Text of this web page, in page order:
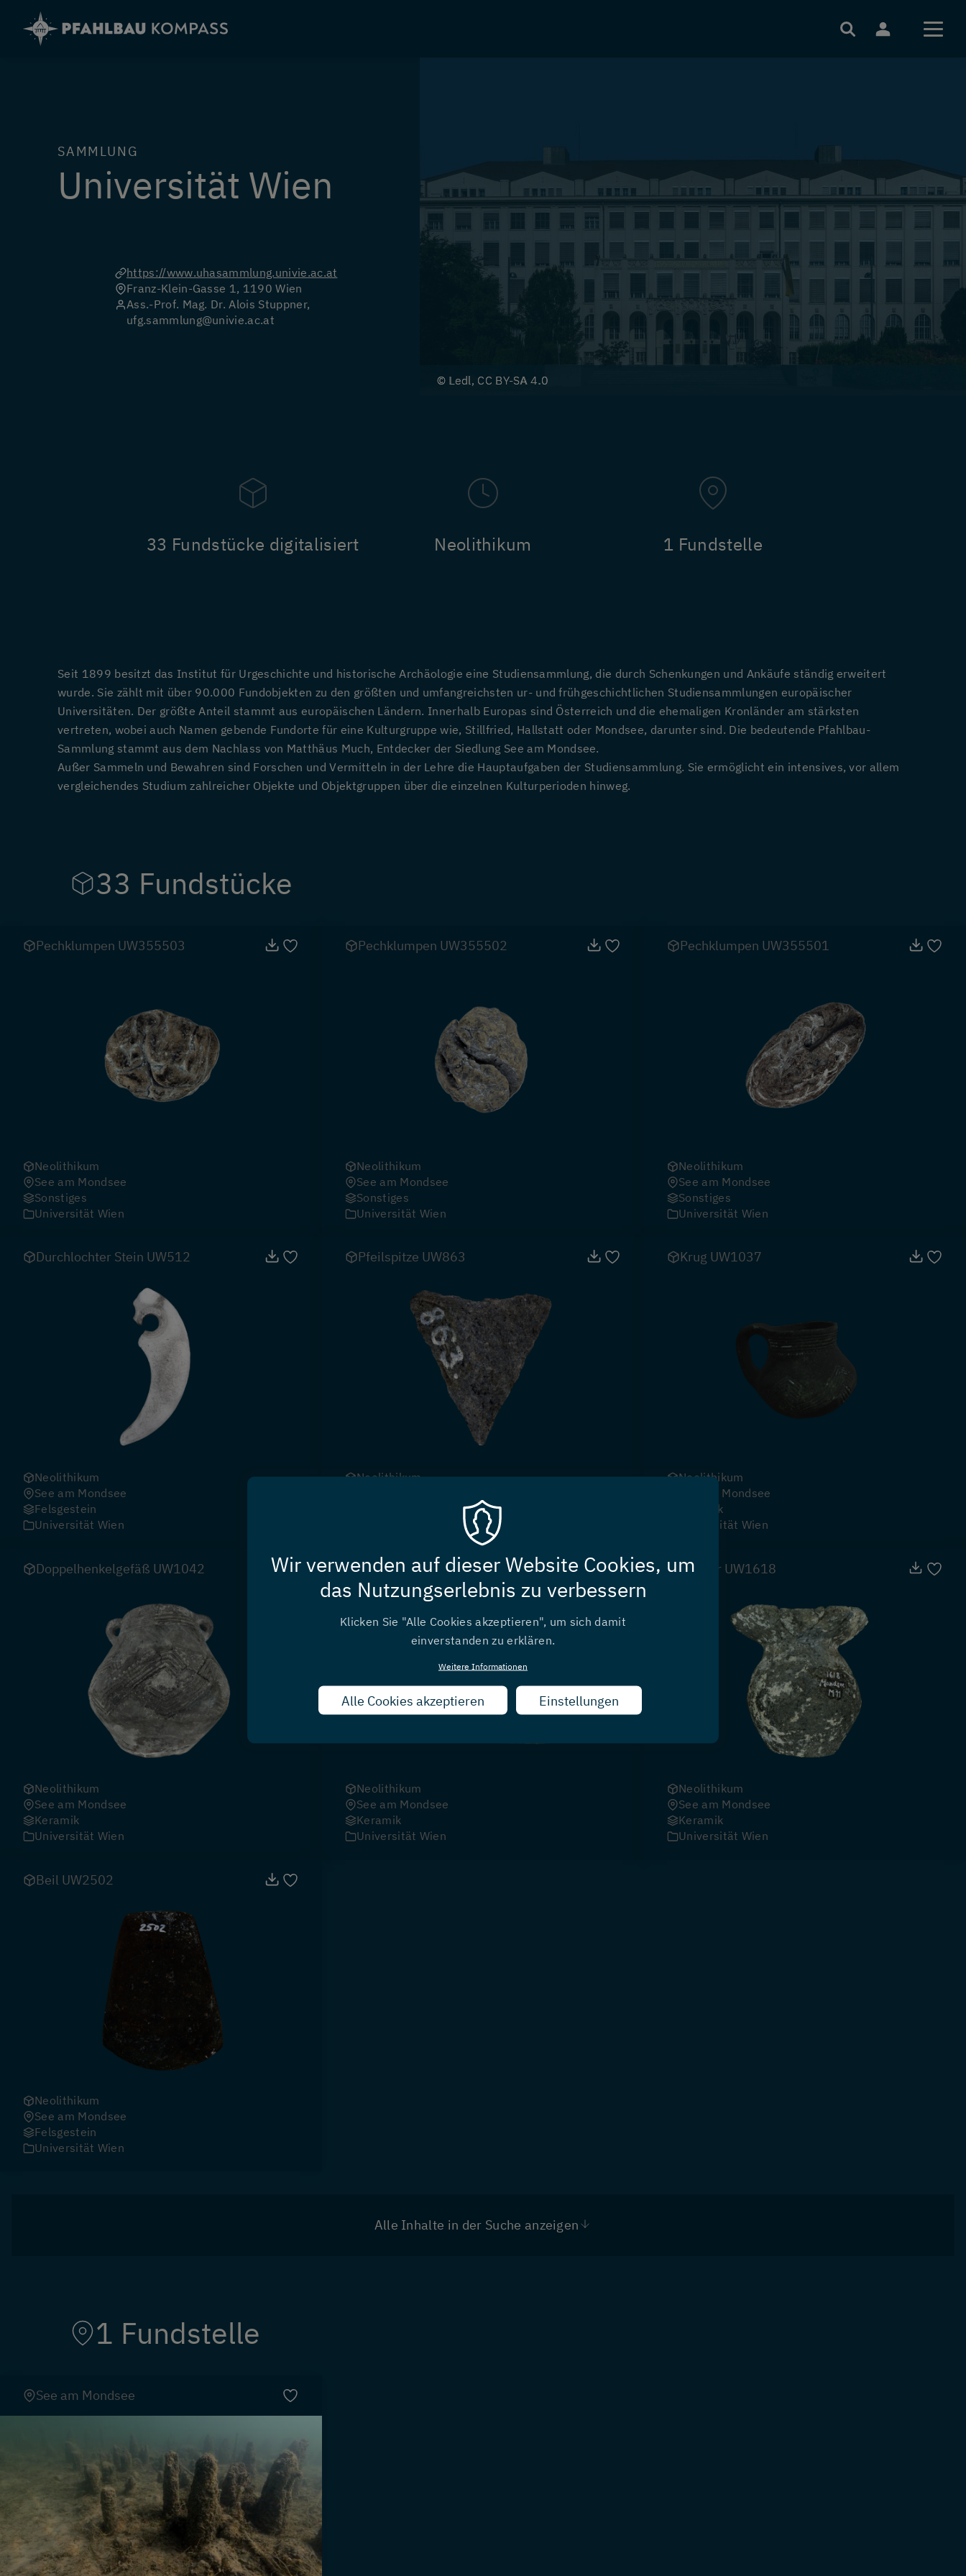
Inhalt
Passwort zurücksetzen
SAMMLUNG
Universität Wien
https://www.uhasammlung.univie.ac.at
Franz-Klein-Gasse 1, 1190 Wien
Ass.-Prof. Mag. Dr. Alois Stuppner,
ufg.sammlung@univie.ac.at
Ledl, CC BY-SA 4.0
33 Fundstücke digitalisiert Neolithikum 1 Fundstelle
Seit 1899 besitzt das Institut für Urgeschichte und historische Archäologie eine Studiensammlung, die durch Schenkungen und Ankäufe ständig erweitert
wurde. Sie zählt mit über 90.000 Fundobjekten zu den größten und umfangreichsten ur- und frühgeschichtlichen Studiensammlungen europäischer
Universitäten. Der größte Anteil stammt aus europäischen Ländern. Innerhalb Europas sind Österreich und die ehemaligen Kronländer am stärksten
vertreten, wobei auch Namen gebende Fundorte für eine Kulturgruppe wie, Stillfried, Hallstatt oder Mondsee, darunter sind. Die bedeutende Pfahlbau-
Sammlung stammt aus dem Nachlass von Matthäus Much, Entdecker der Siedlung See am Mondsee.
Außer Sammeln und Bewahren sind Forschen und Vermitteln in der Lehre die Hauptaufgaben der Studiensammlung. Sie ermöglicht ein intensives, vor allem
vergleichendes Studium zahlreicher Objekte und Objektgruppen über die einzelnen Kulturperioden hinweg.
33 Fundstücke
Pechklumpen UW355503
Neolithikum
See am Mondsee
Sonstiges
Universität Wien
Pechklumpen UW355502
Neolithikum
See am Mondsee
Sonstiges
Universität Wien
Pechklumpen UW355501
Neolithikum
See am Mondsee
Sonstiges
Universität Wien
Durchlochter Stein UW512
Neolithikum
See am Mondsee
Felsgestein
Universität Wien
Pfeilspitze UW863
Neolithikum
Krug UW1037
Neolithikum
See am Mondsee
Keramik
Universität Wien
Doppelhenkelgefäß UW1042
Neolithikum
See am Mondsee
Keramik
Universität Wien
Tasse UW1533
Neolithikum
See am Mondsee
Keramik
Universität Wien
Becher UW1618
Neolithikum
See am Mondsee
Keramik
Universität Wien
Beil UW2502
Neolithikum
See am Mondsee
Felsgestein
Universität Wien
Alle Inhalte in der Suche anzeigen
1 Fundstelle
See am Mondsee
Wir verwenden auf dieser Website Cookies, um
das Nutzungserlebnis zu verbessern
Klicken Sie "Alle Cookies akzeptieren", um sich damit
einverstanden zu erklären.
Weitere Informationen
Alle Cookies akzeptieren
Zustimmung
zurückziehen
Einstellungen